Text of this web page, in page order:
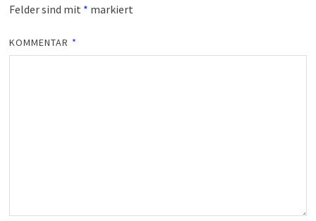
Felder sind mit * markiert
KOMMENTAR *